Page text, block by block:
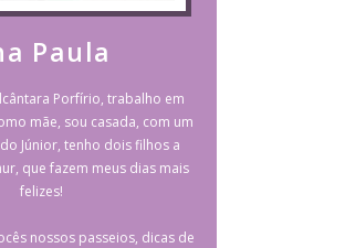
Paula
Porfírio, trabalho em
mãe, sou casada, com um
Júnior, tenho dois filhos a
que fazem meus dias mais
felizes!
nossos passeios, dicas de